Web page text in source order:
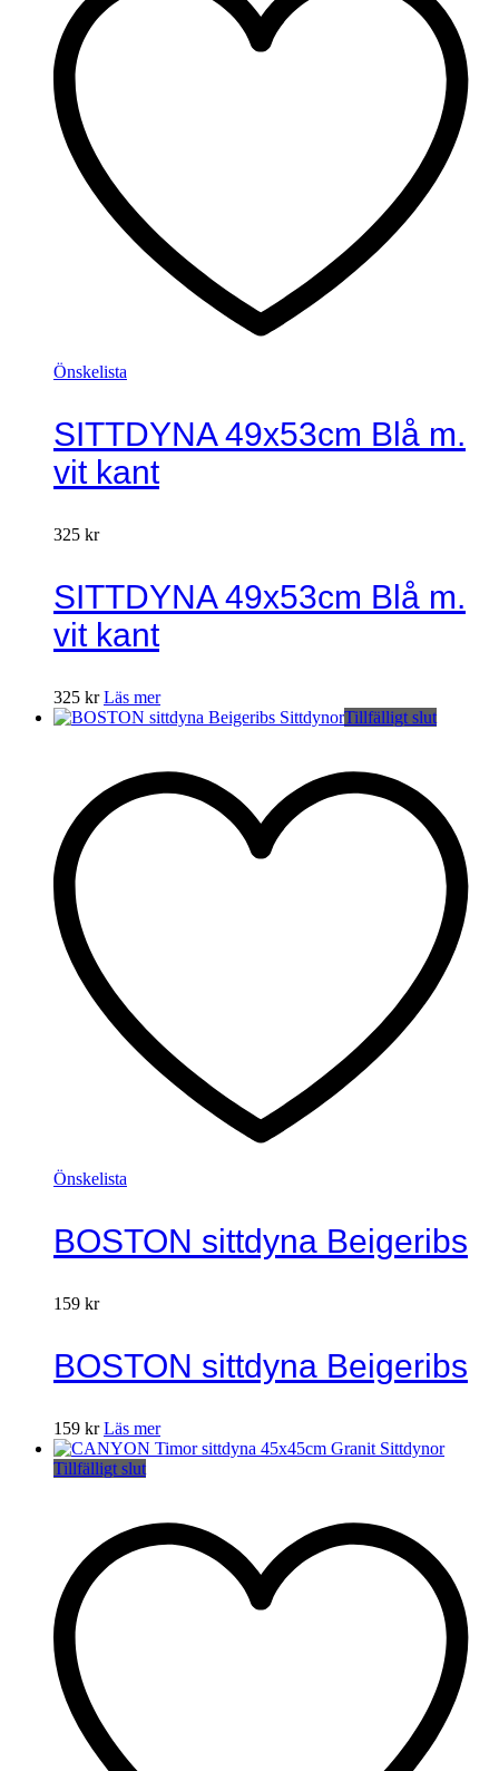
Önskelista
SITTDYNA 49x53cm Blå m.
vit kant
325 kr
SITTDYNA 49x53cm Blå m.
vit kant
325 kr Läs mer
Tillfälligt slut
Önskelista
BOSTON sittdyna Beigeribs
159 kr
BOSTON sittdyna Beigeribs
159 kr Läs mer
Tillfälligt slut